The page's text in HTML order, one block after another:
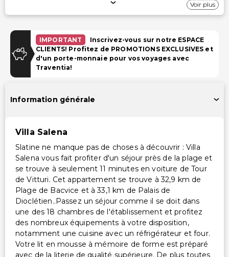
Accessibilité
Accessible en fauteuil roulant – non
Voir plus
IMPORTANT
Inscrivez-vous sur notre ESPACE
CLIENTS! Profitez de PROMOTIONS EXCLUSIVES et
d'un porte-monnaie pour vos voyages avec
Traventia!
Information générale
Villa Salena
Slatine ne manque pas de choses à découvrir : Villa
Salena vous fait profiter d'un séjour près de la plage et
se trouve à seulement 11 minutes en voiture de Tour
de Vitturi. Cet appartement se trouve à 32,9 km de
Plage de Bacvice et à 33,1 km de Palais de
Dioclétien..Passez un séjour comme il se doit dans
une des 18 chambres de l'établissement et profitez
des nombreux équipements à votre disposition,
notamment une cuisine avec un réfrigérateur et four.
Votre lit en mousse à mémoire de forme est préparé
avec de la literie de qualité supérieure. De plus toutes